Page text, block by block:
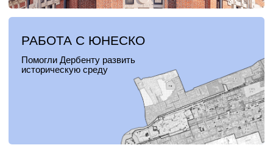
ОТЧЁТ О РИСКАХ И ОЦЕНКА ОКН
СЛУЖБА ТЕХНИЧЕСКОГО ЗАКАЗЧИКА
РАЗОВАЯ КОНСУЛЬТАЦИЯ ПО ЛЮБОМУ ВОПРОСУ